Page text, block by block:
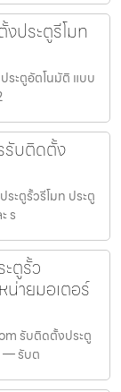
ประตูรีโมท
ระตูอัตโนมัติ แบบ
รับติดตั้ง
ะตูรั้วรีโมท ประตู
ร
ตูรั้ว
น่ายมอเตอร์
รับติดตั้งประตู
— รับต